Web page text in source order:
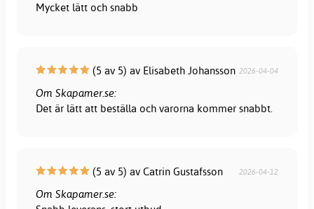
Mycket lätt och snabb
(5 av 5) av Elisabeth Johansson 2026-04-04
Om Skapamer.se:
Det är lätt att beställa och varorna kommer snabbt.
(5 av 5) av Catrin Gustafsson 2026-04-12
Om Skapamer.se: